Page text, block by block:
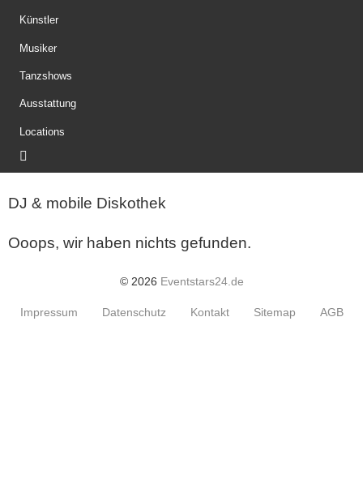
Künstler
Musiker
Tanzshows
Ausstattung
Locations
DJ & mobile Diskothek
Ooops, wir haben nichts gefunden.
© 2026 Eventstars24.de
Impressum Datenschutz Kontakt Sitemap AGB